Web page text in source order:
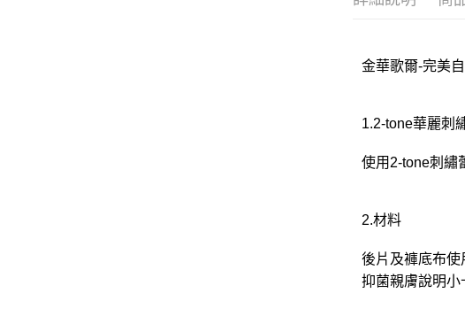
金華歌爾-完美
1.2-tone華麗刺
使用2-tone刺繡
2.材料
後片及褲底布
抑菌親膚說明小